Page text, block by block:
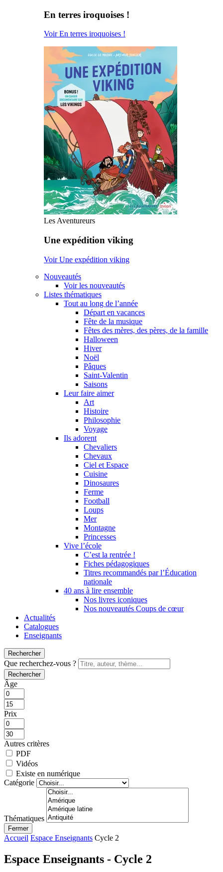
En terres iroquoises !
Voir En terres iroquoises !
Les Aventureurs
Une expédition viking
Voir Une expédition viking
Nouveautés
Voir les nouveautés
Listes thématiques
Tout au long de l’année
Départ en vacances
Fête de la musique
Fêtes des mères, des pères, de la famille
Halloween
Hiver
Noël
Pâques
Saint-Valentin
Saisons
Leur faire aimer
Art
Histoire
Philosophie
Voyage
Ils adorent
Chevaliers
Chevaux
Ciel et Espace
Cuisine
Dinosaures
Ferme
Football
Loups
Mer
Montagne
Princesses
Vive l’école
C’est la rentrée !
Fiches pédagogiques
Titres recommandés par l’Éducation
nationale
40 ans à lire ensemble
Nos livres iconiques
Nos nouveautés Coups de cœur
Actualités
Catalogues
Enseignants
Rechercher
Que recherchez-vous ?
Rechercher
Âge
Prix
Autres critères
PDF
Vidéos
Existe en numérique
Catégorie
Thématiques
Fermer
Accueil Espace Enseignants Cycle 2
Espace Enseignants - Cycle 2